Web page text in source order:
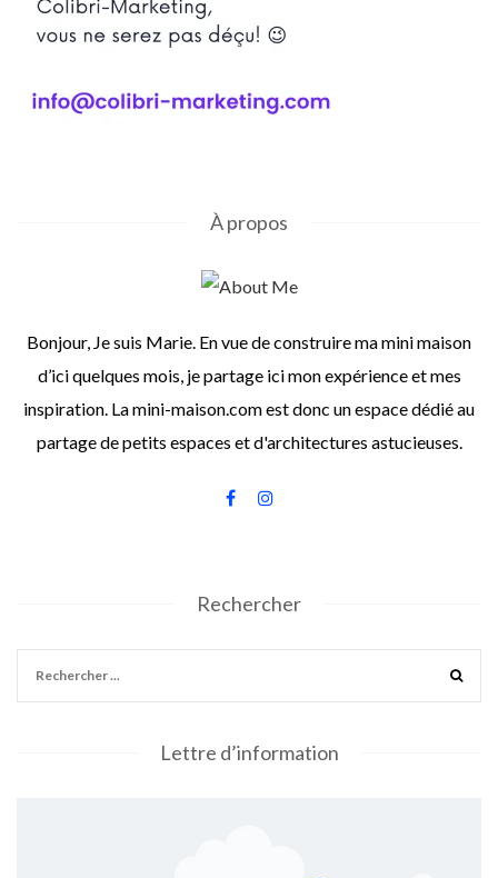
À propos
Bonjour, Je suis Marie. En vue de construire ma mini maison
d’ici quelques mois, je partage ici mon expérience et mes
inspiration. La mini-maison.com est donc un espace dédié au
partage de petits espaces et d'architectures astucieuses.
Rechercher
Lettre d’information